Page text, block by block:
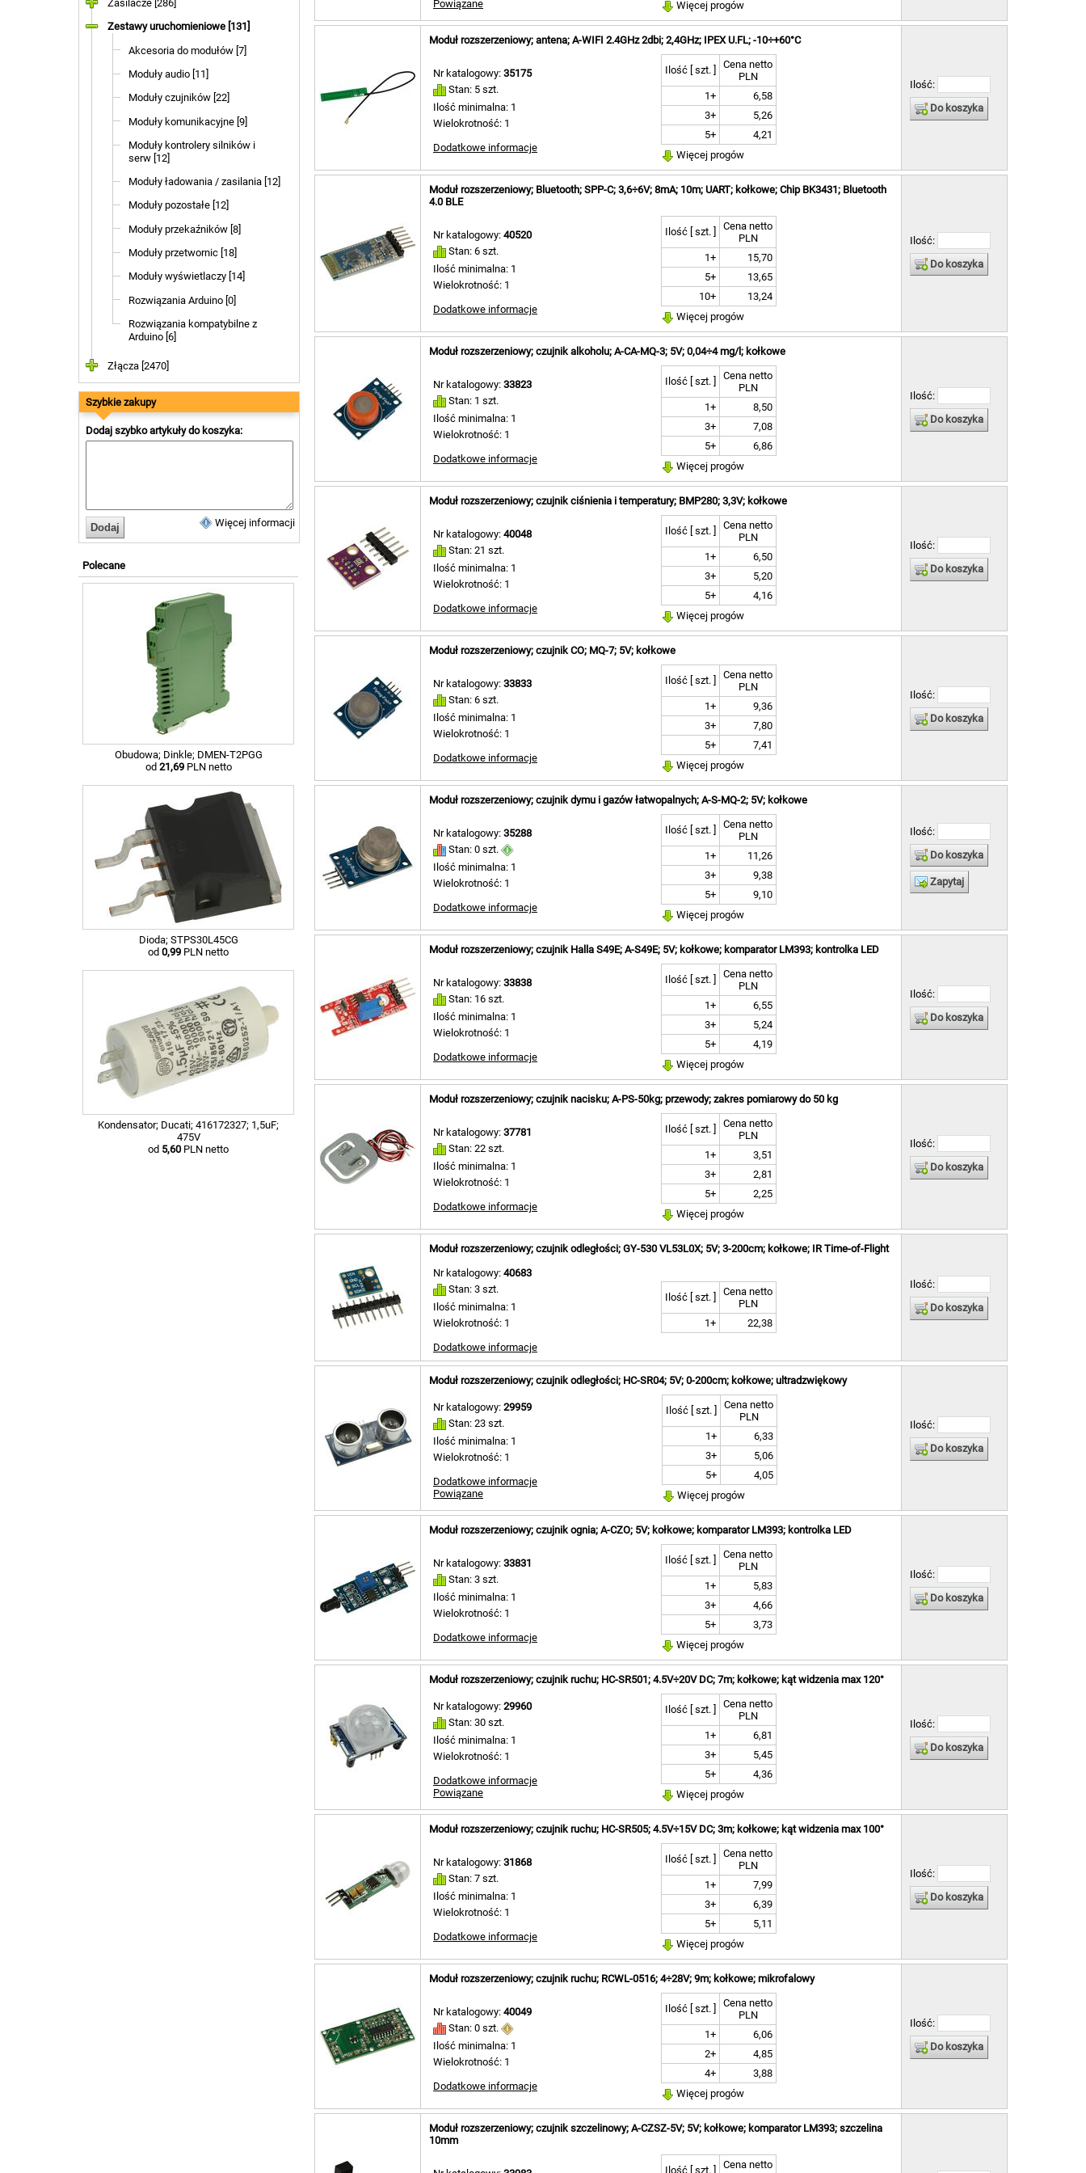
Zasilacze [286]
Zestawy uruchomieniowe [131]
Akcesoria do modułów [7]
Moduły audio [11]
Moduły czujników [22]
Moduły komunikacyjne [9]
Moduły kontrolery silników i
serw [12]
Moduły ładowania / zasilania [12]
Moduły pozostałe [12]
Moduły przekaźników [8]
Moduły przetwornic [18]
Moduły wyświetlaczy [14]
Rozwiązania Arduino [0]
Rozwiązania kompatybilne z
Arduino [6]
Złącza [2470]
Szybkie zakupy
Dodaj szybko artykuły do koszyka:
Więcej informacji
Polecane
Obudowa; Dinkle; DMEN-T2PGG
od 21,69PLN netto
Dioda; STPS30L45CG
od 0,99 PLN netto
Kondensator; Ducati; 416172327; 1,5uF;
475V
od 5,60 PLN netto
MEGA R3 [ 1 ]
NANO [ 3 ]
odtwarzania muzyki [ 3 ]
przekaźnik SSR [ 1 ]
przetwornica [ 5 ]
przetwornica step-down [ 5 ]
regulator obrotów silnika [ 1 ]
serwo TowerPRO-micro [ 1 ]
sterowanie silnikiem
tester serw [ 1 ]
tranzystor IRF520N [ 1 ]
wyświetlacz LCD [ 4 ]
wzmacniacz [ 1 ]
zegara czasu rzeczywistego
18650 [ 1 ]
ładowarka ogniw 18650 2S [ 1 ]
nie dotyczy [ 4 ]
Powiązane
Więcej progów
Moduł rozszerzeniowy; antena; A-WIFI 2.4GHz 2dbi; 2,4GHz; IPEX U.FL; -10÷+60°C
Nr katalogowy: 35175
Stan: 5 szt.
Ilość minimalna: 1
Wielokrotność: 1
Dodatkowe informacje
Ilość [ szt. ]
Cena netto
PLN
1+
6,58
3+
5,26
5+
4,21
Więcej progów
Ilość:
Do koszyka
Moduł rozszerzeniowy; Bluetooth; SPP-C; 3,6÷6V; 8mA; 10m; UART; kołkowe; Chip BK3431; Bluetooth
4.0 BLE
Nr katalogowy: 40520
Stan: 6 szt.
Ilość minimalna: 1
Wielokrotność: 1
Dodatkowe informacje
Ilość [ szt. ]
Cena netto
PLN
1+
15,70
5+
13,65
10+
13,24
Więcej progów
Ilość:
Do koszyka
Moduł rozszerzeniowy; czujnik alkoholu; A-CA-MQ-3; 5V; 0,04÷4 mg/l; kołkowe
Nr katalogowy: 33823
Stan: 1 szt.
Ilość minimalna: 1
Wielokrotność: 1
Dodatkowe informacje
Ilość [ szt. ]
Cena netto
PLN
1+
8,50
3+
7,08
5+
6,86
Więcej progów
Ilość:
Do koszyka
Moduł rozszerzeniowy; czujnik ciśnienia i temperatury; BMP280; 3,3V; kołkowe
Nr katalogowy: 40048
Stan: 21 szt.
Ilość minimalna: 1
Wielokrotność: 1
Dodatkowe informacje
Ilość [ szt. ]
Cena netto
PLN
1+
6,50
3+
5,20
5+
4,16
Więcej progów
Ilość:
Do koszyka
Moduł rozszerzeniowy; czujnik CO; MQ-7; 5V; kołkowe
Nr katalogowy: 33833
Stan: 6 szt.
Ilość minimalna: 1
Wielokrotność: 1
Dodatkowe informacje
Ilość [ szt. ]
Cena netto
PLN
1+
9,36
3+
7,80
5+
7,41
Więcej progów
Ilość:
Do koszyka
Moduł rozszerzeniowy; czujnik dymu i gazów łatwopalnych; A-S-MQ-2; 5V; kołkowe
Nr katalogowy: 35288
Stan: 0 szt.
Ilość minimalna: 1
Wielokrotność: 1
Dodatkowe informacje
Ilość [ szt. ]
Cena netto
PLN
1+
11,26
3+
9,38
5+
9,10
Więcej progów
Ilość:
Do koszyka
Zapytaj
Moduł rozszerzeniowy; czujnik Halla S49E; A-S49E; 5V; kołkowe; komparator LM393; kontrolka LED
Nr katalogowy: 33838
Stan: 16 szt.
Ilość minimalna: 1
Wielokrotność: 1
Dodatkowe informacje
Ilość [ szt. ]
Cena netto
PLN
1+
6,55
3+
5,24
5+
4,19
Więcej progów
Ilość:
Do koszyka
Moduł rozszerzeniowy; czujnik nacisku; A-PS-50kg; przewody; zakres pomiarowy do 50 kg
Nr katalogowy: 37781
Stan: 22 szt.
Ilość minimalna: 1
Wielokrotność: 1
Dodatkowe informacje
Ilość [ szt. ]
Cena netto
PLN
1+
3,51
3+
2,81
5+
2,25
Więcej progów
Ilość:
Do koszyka
Moduł rozszerzeniowy; czujnik odległości; GY-530 VL53L0X; 5V; 3-200cm; kołkowe; IR Time-of-Flight
Nr katalogowy: 40683
Stan: 3 szt.
Ilość minimalna: 1
Wielokrotność: 1
Dodatkowe informacje
Ilość [ szt. ]
Cena netto
PLN
1+
22,38
Ilość:
Do koszyka
Moduł rozszerzeniowy; czujnik odległości; HC-SR04; 5V; 0-200cm; kołkowe; ultradzwiękowy
Nr katalogowy: 29959
Stan: 23 szt.
Ilość minimalna: 1
Wielokrotność: 1
Dodatkowe informacje
Powiązane
Ilość [ szt. ]
Cena netto
PLN
1+
6,33
3+
5,06
5+
4,05
Więcej progów
Ilość:
Do koszyka
Moduł rozszerzeniowy; czujnik ognia; A-CZO; 5V; kołkowe; komparator LM393; kontrolka LED
Nr katalogowy: 33831
Stan: 3 szt.
Ilość minimalna: 1
Wielokrotność: 1
Dodatkowe informacje
Ilość [ szt. ]
Cena netto
PLN
1+
5,83
3+
4,66
5+
3,73
Więcej progów
Ilość:
Do koszyka
Moduł rozszerzeniowy; czujnik ruchu; HC-SR501; 4.5V÷20V DC; 7m; kołkowe; kąt widzenia max 120°
Nr katalogowy: 29960
Stan: 30 szt.
Ilość minimalna: 1
Wielokrotność: 1
Dodatkowe informacje
Powiązane
Ilość [ szt. ]
Cena netto
PLN
1+
6,81
3+
5,45
5+
4,36
Więcej progów
Ilość:
Do koszyka
Moduł rozszerzeniowy; czujnik ruchu; HC-SR505; 4.5V÷15V DC; 3m; kołkowe; kąt widzenia max 100°
Nr katalogowy: 31868
Stan: 7 szt.
Ilość minimalna: 1
Wielokrotność: 1
Dodatkowe informacje
Ilość [ szt. ]
Cena netto
PLN
1+
7,99
3+
6,39
5+
5,11
Więcej progów
Ilość:
Do koszyka
Moduł rozszerzeniowy; czujnik ruchu; RCWL-0516; 4÷28V; 9m; kołkowe; mikrofalowy
Nr katalogowy: 40049
Stan: 0 szt.
Ilość minimalna: 1
Wielokrotność: 1
Dodatkowe informacje
Ilość [ szt. ]
Cena netto
PLN
1+
6,06
2+
4,85
4+
3,88
Więcej progów
Ilość:
Do koszyka
Moduł rozszerzeniowy; czujnik szczelinowy; A-CZSZ-5V; 5V; kołkowe; komparator LM393; szczelina
10mm
Ilość [ szt. ]
Cena netto